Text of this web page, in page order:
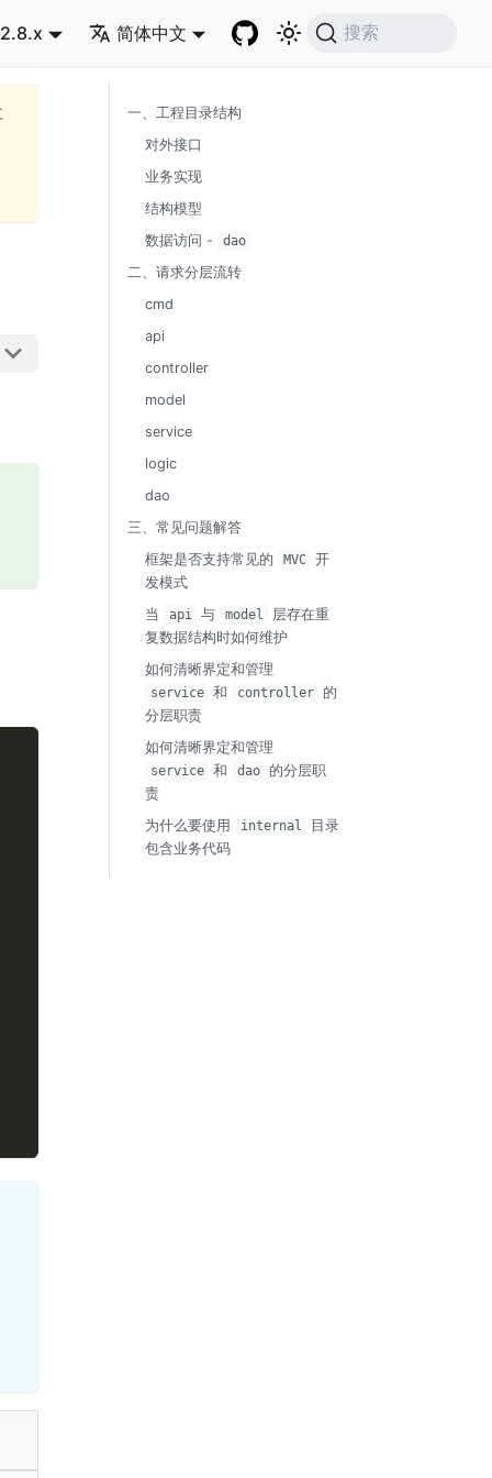
2.8.x 简体中文 搜索
一、工程目录结构
对外接口
业务实现
结构模型
数据访问 -
dao
二、请求分层流转
cmd
api
controller
model
service
logic
dao
三、常见问题解答
框架是否支持常见的
MVC
开
发模式
当
api 与 model
层存在重
复数据结构时如何维护
如何清晰界定和管理
service 和 controller
的
分层职责
如何清晰界定和管理
service 和 dao
的分层职
责
为什么要使用
internal
目录
包含业务代码